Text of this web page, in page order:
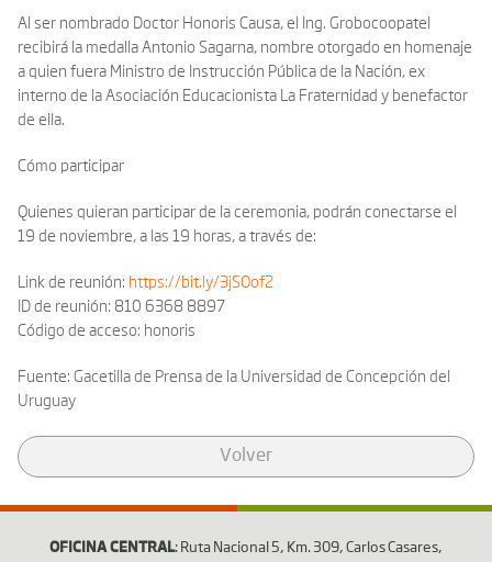
Al ser nombrado Doctor Honoris Causa, el Ing. Grobocoopatel
recibirá la medalla Antonio Sagarna, nombre otorgado en homenaje
a quien fuera Ministro de Instrucción Pública de la Nación, ex
interno de la Asociación Educacionista La Fraternidad y benefactor
de ella.
Cómo participar
Quienes quieran participar de la ceremonia, podrán conectarse el
19 de noviembre, a las 19 horas, a través de:
Link de reunión: https://bit.ly/3jSOof2
ID de reunión: 810 6368 8897
Código de acceso: honoris
Fuente: Gacetilla de Prensa de la Universidad de Concepción del
Uruguay
Volver
OFICINA CENTRAL: Ruta Nacional 5, Km. 309, Carlos Casares,